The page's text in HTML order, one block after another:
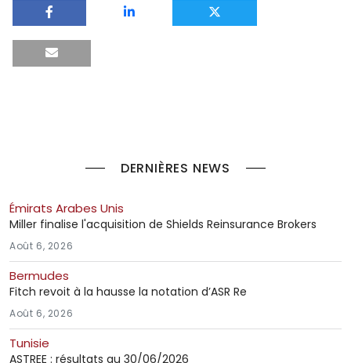
DERNIÈRES NEWS
Émirats Arabes Unis
Miller finalise l'acquisition de Shields Reinsurance Brokers
Août 6, 2026
Bermudes
Fitch revoit à la hausse la notation d’ASR Re
Août 6, 2026
Tunisie
ASTREE : résultats au 30/06/2026